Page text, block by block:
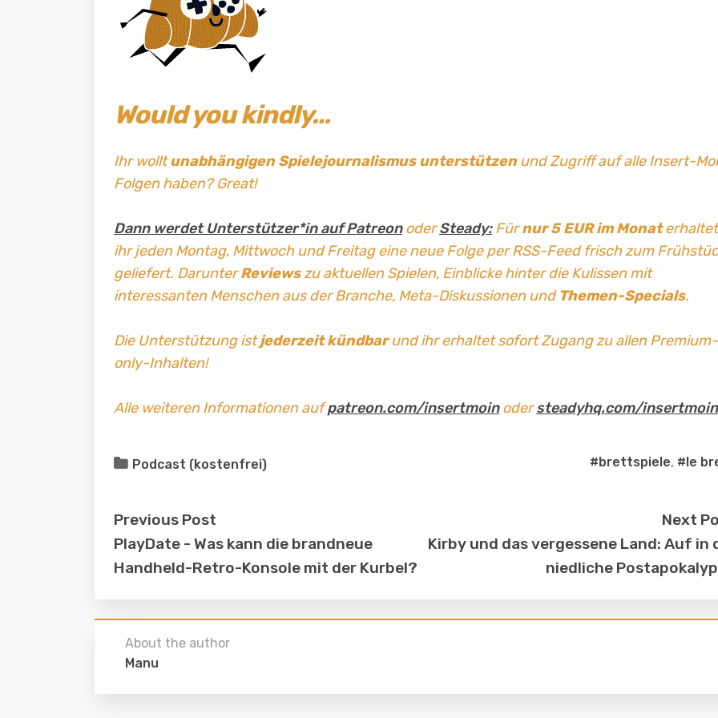
Would you kindly…
Ihr wolltunabhängigen Spielejournalismus unterstützenund Zugriff auf alle Insert-
Folgen haben? Great!
Dann werdet Unterstützer*in auf PatreonoderSteady:Fürnur 5 EUR im Monaterhaltet
ihr jeden Montag, Mittwoch und Freitag eine neue Folge per RSS-Feed frisch zum
geliefert. DarunterReviewszu aktuellen Spielen, Einblicke hinter die Kulissen mit
interessanten Menschen aus der Branche, Meta-Diskussionen und Themen-Specials.
Die Unterstützung istjederzeit kündbarund ihr erhaltet sofort Zugang zu allen Premium-
only-Inhalten!
Alle weiteren Informationen aufpatreon.com/insertmoinodersteadyhq.com/insertmoin
Podcast (kostenfrei) #brettspiele, #le
Previous Post
PlayDate - Was kann die brandneue
Handheld-Retro-Konsole mit der Kurbel?
Next
Kirby und das vergessene Land: Auf in
niedliche
About the author
Manu